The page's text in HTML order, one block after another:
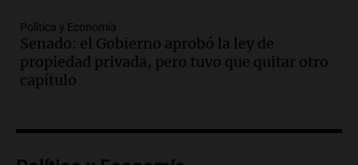
Panorama Federal
Episodios
Audio. La justicia reconoce el COVID
como enfermedad laboral tras el
Audio. Encuentran cuerpo en el Riacho
Política y Economía
Senado: el Gobierno aprobó la ley de
propiedad privada, pero tuvo que quitar otro
capítulo